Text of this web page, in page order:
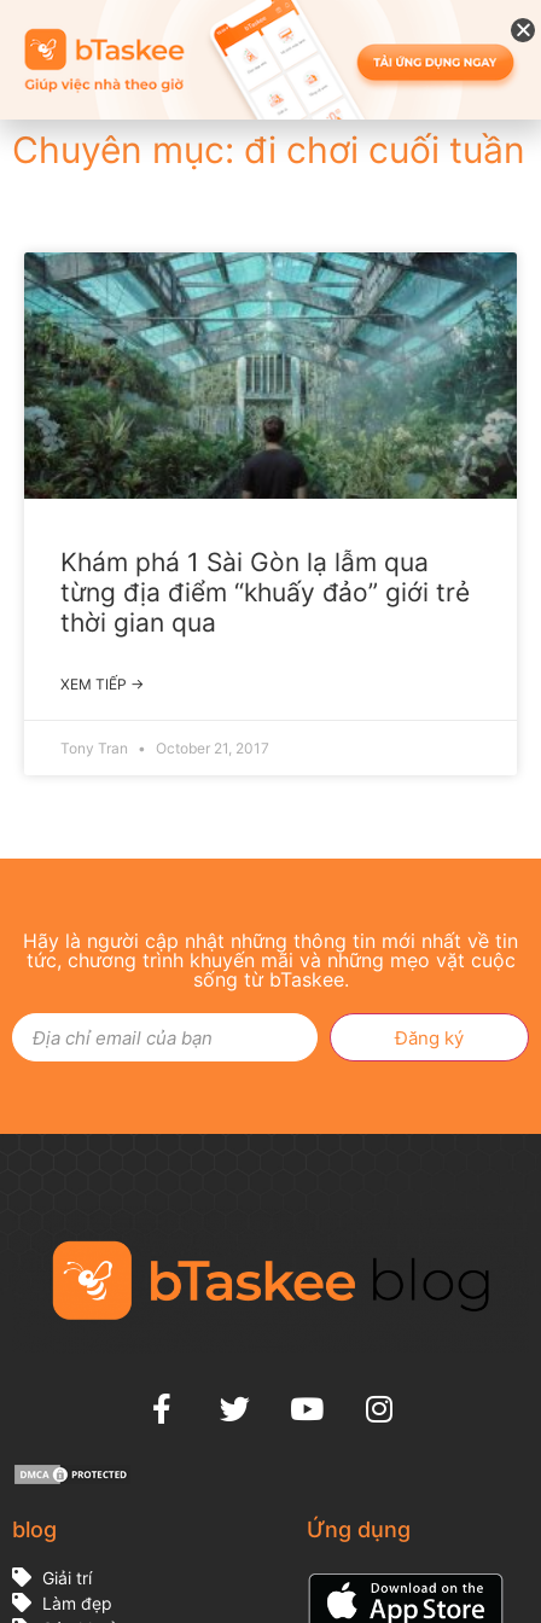
Chuyên mục: đi chơi cuối tuần
Khám phá 1 Sài Gòn lạ lẫm qua
từng địa điểm “khuấy đảo” giới trẻ
thời gian qua
XEM TIẾP →
Tony Tran October 21, 2017
Hãy là người cập nhật những thông tin mới nhất về tin
tức, chương trình khuyến mãi và những mẹo vặt cuộc
sống từ bTaskee.
Đăng ký
blog
Giải trí
Làm đẹp
Ứng dụng